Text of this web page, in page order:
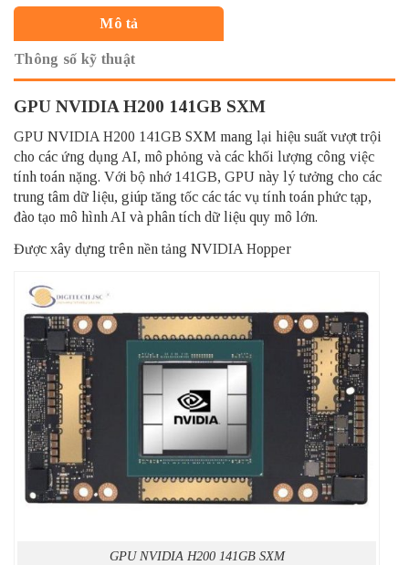
Mô tả
Thông số kỹ thuật
GPU NVIDIA H200 141GB SXM
GPU NVIDIA H200 141GB SXM mang lại hiệu suất vượt trội
cho các ứng dụng AI, mô phỏng và các khối lượng công việc
tính toán nặng. Với bộ nhớ 141GB, GPU này lý tưởng cho các
trung tâm dữ liệu, giúp tăng tốc các tác vụ tính toán phức tạp,
đào tạo mô hình AI và phân tích dữ liệu quy mô lớn.
Được xây dựng trên nền tảng NVIDIA Hopper
GPU NVIDIA H200 141GB SXM